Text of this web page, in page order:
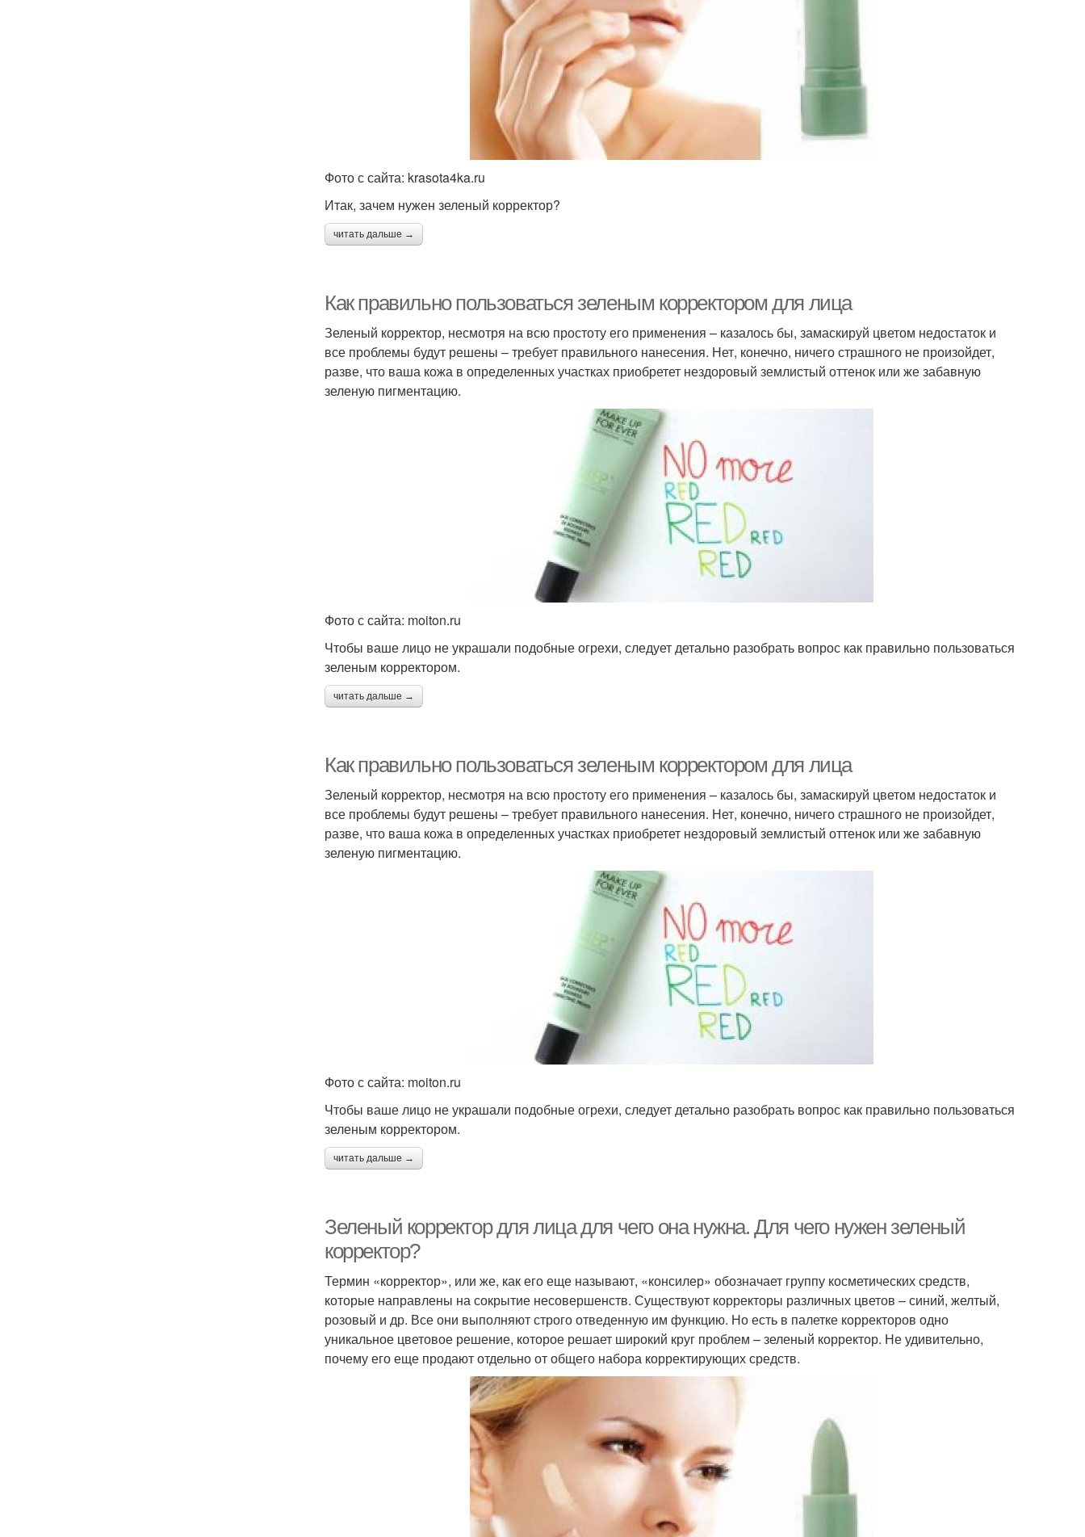
Фото с сайта: krasota4ka.ru
Итак, зачем нужен зеленый корректор?
читать дальше →
Как правильно пользоваться зеленым корректором для лица
Зеленый корректор, несмотря на всю простоту его применения – казалось бы, замаскируй цветом недостаток и
все проблемы будут решены – требует правильного нанесения. Нет, конечно, ничего страшного не произойдет,
разве, что ваша кожа в определенных участках приобретет нездоровый землистый оттенок или же забавную
зеленую пигментацию.
Фото с сайта: moiton.ru
Чтобы ваше лицо не украшали подобные огрехи, следует детально разобрать вопрос как правильно пользоваться
зеленым корректором.
читать дальше →
Как правильно пользоваться зеленым корректором для лица
Зеленый корректор, несмотря на всю простоту его применения – казалось бы, замаскируй цветом недостаток и
все проблемы будут решены – требует правильного нанесения. Нет, конечно, ничего страшного не произойдет,
разве, что ваша кожа в определенных участках приобретет нездоровый землистый оттенок или же забавную
зеленую пигментацию.
Фото с сайта: moiton.ru
Чтобы ваше лицо не украшали подобные огрехи, следует детально разобрать вопрос как правильно пользоваться
зеленым корректором.
читать дальше →
Зеленый корректор для лица для чего она нужна. Для чего нужен зеленый
корректор?
Термин «корректор», или же, как его еще называют, «консилер» обозначает группу косметических средств,
которые направлены на сокрытие несовершенств. Существуют корректоры различных цветов – синий, желтый,
розовый и др. Все они выполняют строго отведенную им функцию. Но есть в палетке корректоров одно
уникальное цветовое решение, которое решает широкий круг проблем – зеленый корректор. Не удивительно,
почему его еще продают отдельно от общего набора корректирующих средств.